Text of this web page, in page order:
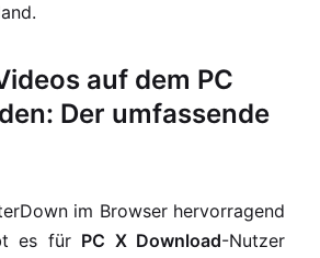
auf dem PC
Der umfassende
im Browser hervorragend
es für PC X Download-Nutzer